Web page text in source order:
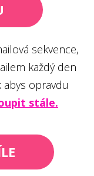
sekvence,
každý den
abys opravdu
stále.